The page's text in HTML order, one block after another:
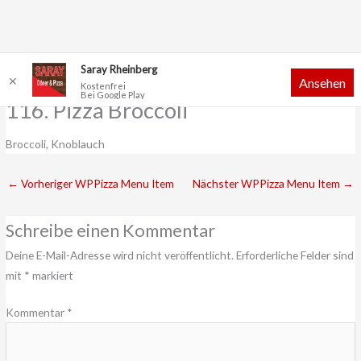
Inhalt
116. Pizza Broccoli
Broccoli, Knoblauch
← Vorheriger WPPizza Menu Item Nächster WPPizza Menu Item →
Schreibe einen Kommentar
Deine E-Mail-Adresse wird nicht veröffentlicht. Erforderliche Felder sind
mit * markiert
Kommentar *
✕
Saray Rheinberg
Kostenfrei
Bei Google Play
Ansehen